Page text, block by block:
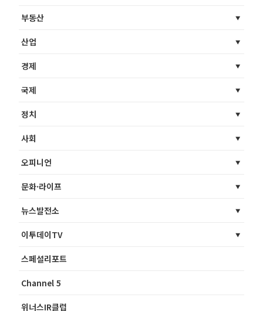
부동산
산업
경제
국제
정치
사회
오피니언
문화·라이프
뉴스발전소
이투데이TV
스페셜리포트
Channel 5
위너스IR클럽